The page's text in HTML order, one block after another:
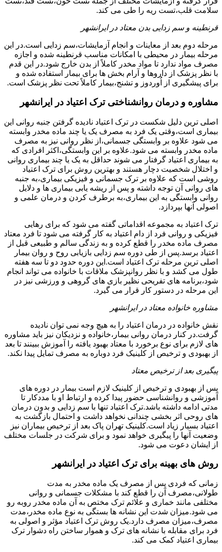
سلامت قلب،تست ریه را طی می کند.
قرنطینه و سم زدایی بدن معتاد در ایرانشهر
مرحله دوم بعد از معاینات و انجام آزمایشات،سم زدایی است.در این
مرحله بیمار در محیطی با امکانات مناسب قرنطینه شده و اجازه
مصرف مواد ندارد تا مواد مخدر کاملاً از بدن خارج شود.در این قدم
با نظر پزشک از داروها و آرام بخش ها برای بیمار استفاده شده و
برای پیشگیری از اُوردوز و تشنج،بیمار کاملاً تحت نظر پزشک است.
مشاوره و درمان روانشناختی ترک اعتیاد در ایرانشهر
اصلی ترین دلیل شکست در ترک اعتیاد نادیده گرفتن جنبه روانی این
بیماری است،وقتی یک فرد به مصرف یک یا چند ماده مخدر وابسته
می شود علاوه بر وابستگی جسمانی،از نظر روانی نیز به مصرف
ماده مخدر وابسته می شود.علاوه بر این وابستگی،اکثر افرادی که
به بیماری اعتیاد گرفتار می شوند حداقل به یک یا چند بیماری روانی
و اختلال شخصیت دچار هستند و بهترین روش برای ترک اعتیاد
روشی است که علاوه بر ترک جسمانی و فیزیکی بیماری،به جنبه
های روانی آن توجه داشته و پس از ریشه یابی بیماری ها و دلایل
روانی وابستگی به این بیماری،به برطرف کردن و درمان علمی و
اصولی آنها بپردازد.
ترک اعتیاد به مجموعه اقداماتی گفته می شود که برای رهایی
فیزیکی و روانی فرد از دام اعتیاد به کار گرفته می شود تا فرد معتاد
مصرف ماده مخدر را قطع کرده و به زندگی سالم و طبیعی قبل از
اعتیاد برسد.پس از طی دوره سم زدایی بازیابی روح و روان بیمار
اصلی ترین مرحله ترک اعتیاد است.این دوره حدود دو تا سه هفته
طول می کشد و با نظر روانپزشک ملاقات با خانواده می تواند انجام
شود،برنامه های تفریحی نظیر بازی های گروهی و ورزشی نیز در
این مرحله در دستور کار قرار می گیرد.
مشاوره خانواده معتاد در ایرانشهر
نقش خانواده در درمان اعتیاد را به هیچ وجه نمی توان نادیده
گرفت.در کنار درمان روانی بیمار،خانواده و نزدیکان نیز باید مشاوره
های لازم برای نوع برخورد با معتاد بهبود یافته را آموزش ببینند تا بعد
از بهبودی و ترخیص از کلینیک فرد دوباره به مصرف تمایل پیدا نکند.
پیگیری بعد از ترخیص معتاد
پس از بهبودی و ترخیص از کلینیک لازم است بیمار در دوره های
آموزشی و روانشناسی حضور پیدا کرده و ارتباط او با مددکار تا
مدتی ادامه داشته باشد.ترک اعتیاد تنها با سم زدایی و بدون درمان
های روحی اثر بخشی چندانی نخواهد داشت و احتمال بازگشت به
اعتیاد بسیار زیاد است.کلینیک تهران پاک بعد از ترخیص بیماران نیز
وضعیت آنها را پیگیری خواهد نمود و برای شرکت در جلسات مختلف
از ایشان دعوت می شود.
روش های بهینه برای ترک اعتیاد در ایرانشهر
زمانی که فردی پس از مصرف یک ماده مخدر به مدت
طولانی،مصرف آن را قطع کند با مشکلات جسمانی و روانی
مختلفی مانند خماری و علائم ترک مختص به آن ماده مخدر روبه رو
می شود.میزان شدت این نشانه ها بستگی به نوع ماده مخدر،مدت
مصرف،میزان مصرف دارد.یک روش ترک اعتیاد مؤثر و اصولی به
فرد برای مقابله با نشانه های ترک و هموار ساختن راه دشوار ترک
بیماری اعتیاد کمک می کند.